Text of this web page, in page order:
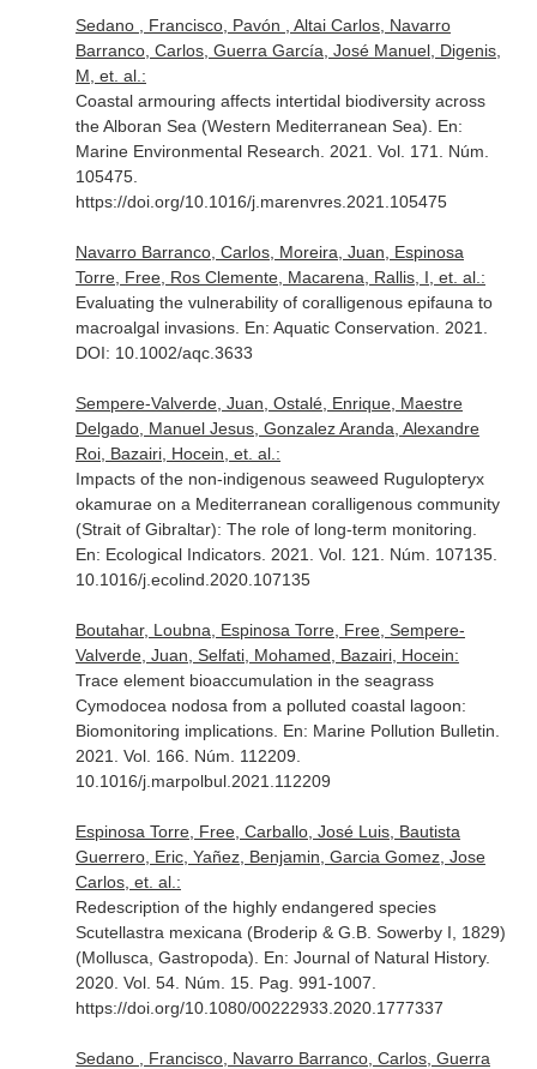
Sedano , Francisco, Pavón , Altai Carlos, Navarro
Barranco, Carlos, Guerra García, José Manuel, Digenis,
M, et. al.:
Coastal armouring affects intertidal biodiversity across
the Alboran Sea (Western Mediterranean Sea). En:
Marine Environmental Research . 2021. Vol. 171. Núm.
105475.
https://doi.org/10.1016/j.marenvres.2021.105475
Navarro Barranco, Carlos, Moreira, Juan, Espinosa
Torre, Free, Ros Clemente, Macarena, Rallis, I, et. al.:
Evaluating the vulnerability of coralligenous epifauna to
macroalgal invasions. En: Aquatic Conservation . 2021.
DOI: 10.1002/aqc.3633
Sempere-Valverde, Juan, Ostalé, Enrique, Maestre
Delgado, Manuel Jesus, Gonzalez Aranda, Alexandre
Roi, Bazairi, Hocein, et. al.:
Impacts of the non-indigenous seaweed Rugulopteryx
okamurae on a Mediterranean coralligenous community
(Strait of Gibraltar): The role of long-term monitoring.
En: Ecological Indicators. 2021. Vol. 121. Núm. 107135.
10.1016/j.ecolind.2020.107135
Boutahar, Loubna, Espinosa Torre, Free, Sempere-
Valverde, Juan, Selfati, Mohamed, Bazairi, Hocein:
Trace element bioaccumulation in the seagrass
Cymodocea nodosa from a polluted coastal lagoon:
Biomonitoring implications. En: Marine Pollution Bulletin
2021. Vol. 166. Núm. 112209.
10.1016/j.marpolbul.2021.112209
Espinosa Torre, Free, Carballo, José Luis, Bautista
Guerrero, Eric, Yañez, Benjamin, Garcia Gomez, Jose
Carlos, et. al.:
Redescription of the highly endangered species
Scutellastra mexicana (Broderip & G.B. Sowerby I, 1829)
(Mollusca, Gastropoda). En: Journal of Natural History.
2020. Vol. 54. Núm. 15. Pag. 991-1007.
https://doi.org/10.1080/00222933.2020.1777337
Sedano , Francisco, Navarro Barranco, Carlos, Guerra